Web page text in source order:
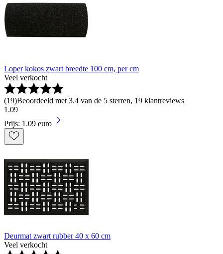
Loper kokos zwart breedte 100 cm, per cm
Veel verkocht
(19)Beoordeeld met 3.4 van de 5 sterren, 19 klantreviews
1 .09
Prijs: 1.09 euro
Deurmat zwart rubber 40 x 60 cm
Veel verkocht